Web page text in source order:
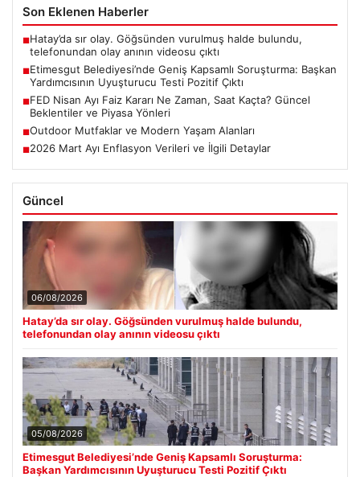
Son Eklenen Haberler
■Hatay’da sır olay. Göğsünden vurulmuş halde bulundu,
telefonundan olay anının videosu çıktı
■Etimesgut Belediyesi’nde Geniş Kapsamlı Soruşturma: Başkan
Yardımcısının Uyuşturucu Testi Pozitif Çıktı
■FED Nisan Ayı Faiz Kararı Ne Zaman, Saat Kaçta? Güncel
Beklentiler ve Piyasa Yönleri
■Outdoor Mutfaklar ve Modern Yaşam Alanları
■2026 Mart Ayı Enflasyon Verileri ve İlgili Detaylar
Güncel
06/08/2026
Hatay’da sır olay. Göğsünden vurulmuş halde bulundu,
telefonundan olay anının videosu çıktı
05/08/2026
Etimesgut Belediyesi’nde Geniş Kapsamlı Soruşturma:
Başkan Yardımcısının Uyuşturucu Testi Pozitif Çıktı